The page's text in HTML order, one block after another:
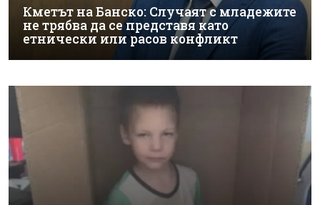
Кметът на Банско: Случаят с младежите
не трябва да се представя като
етнически или расов конфликт